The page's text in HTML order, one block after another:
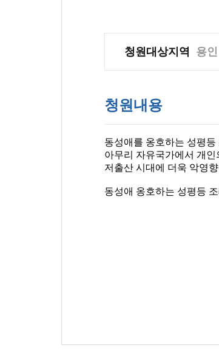
청원대상지역 용인
청원내용
동성애를 옹호하는 성평
아무리 자유국가에서 개
저출산 시대에 더욱 악영
동성애 옹호하는 성평등